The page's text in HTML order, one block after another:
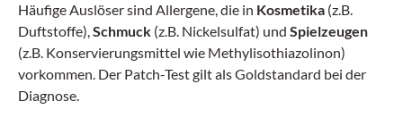
Häufige Auslöser sind Allergene, die in Kosmetika (z.B.
Duftstoffe),Schmuck (z.B. Nickelsulfat) und Spielzeugen
(z.B. Konservierungsmittel wie Methylisothiazolinon)
vorkommen. Der Patch-Test gilt als Goldstandard bei der
Diagnose.